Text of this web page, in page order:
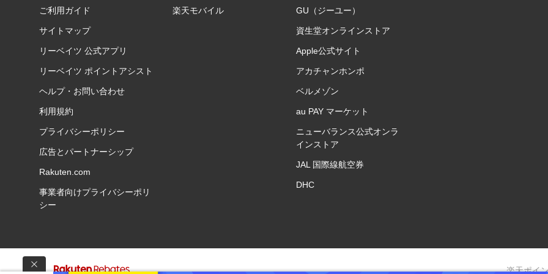
ご利用ガイド
サイトマップ
リーベイツ 公式アプリ
リーベイツ ポイントアシスト
ヘルプ・お問い合わせ
利用規約
プライバシーポリシー
広告とパートナーシップ
Rakuten.com
事業者向けプライバシーポリ
シー
楽天モバイル GU（ジーユー）
資生堂オンラインストア
Apple公式サイト
アカチャンホンポ
ベルメゾン
au PAY マーケット
ニューバランス公式オンラ
インストア
JAL 国際線航空券
DHC
楽天ポイ